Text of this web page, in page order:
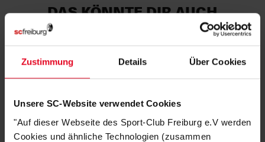
Zustimmung Details Über Cookies
Unsere SC-Website verwendet Cookies
"Auf dieser Webseite des Sport-Club Freiburg e.V werden
Cookies und ähnliche Technologien (zusammen
DAS KÖNNTE DIR AUCH
SALE